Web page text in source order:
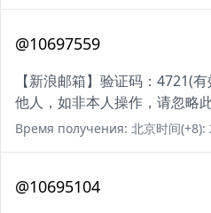
@10697559
【新浪邮箱】验证码：4721(
他人，如非本人操作，请忽略此
Время получения: 北京时间(+8):
@10695104